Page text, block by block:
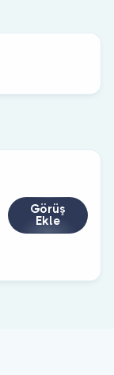
Görüş
Ekle